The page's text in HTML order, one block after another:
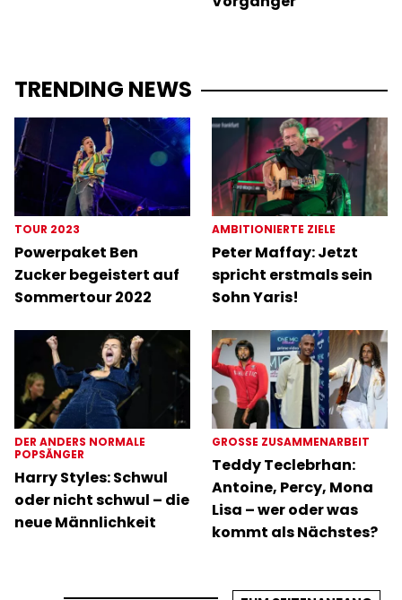
TRENDING NEWS
TOUR 2023
Powerpaket Ben
Zucker begeistert auf
Sommertour 2022
AMBITIONIERTE ZIELE
Peter Maffay: Jetzt
spricht erstmals sein
Sohn Yaris!
DER ANDERS NORMALE
POPSÄNGER
Harry Styles: Schwul
oder nicht schwul – die
neue Männlichkeit
GROSSE ZUSAMMENARBEIT
Teddy Teclebrhan:
Antoine, Percy, Mona
Lisa – wer oder was
kommt als Nächstes?